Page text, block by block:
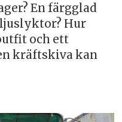
En färgglad
Hur
och ett
kräftskiva kan